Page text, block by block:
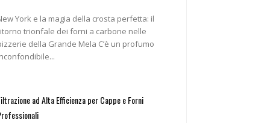
York e la magia della crosta perfetta: il
trionfale dei forni a carbone nelle
della Grande Mela C’è un profumo
ad Alta Efficienza per Cappe e Forni